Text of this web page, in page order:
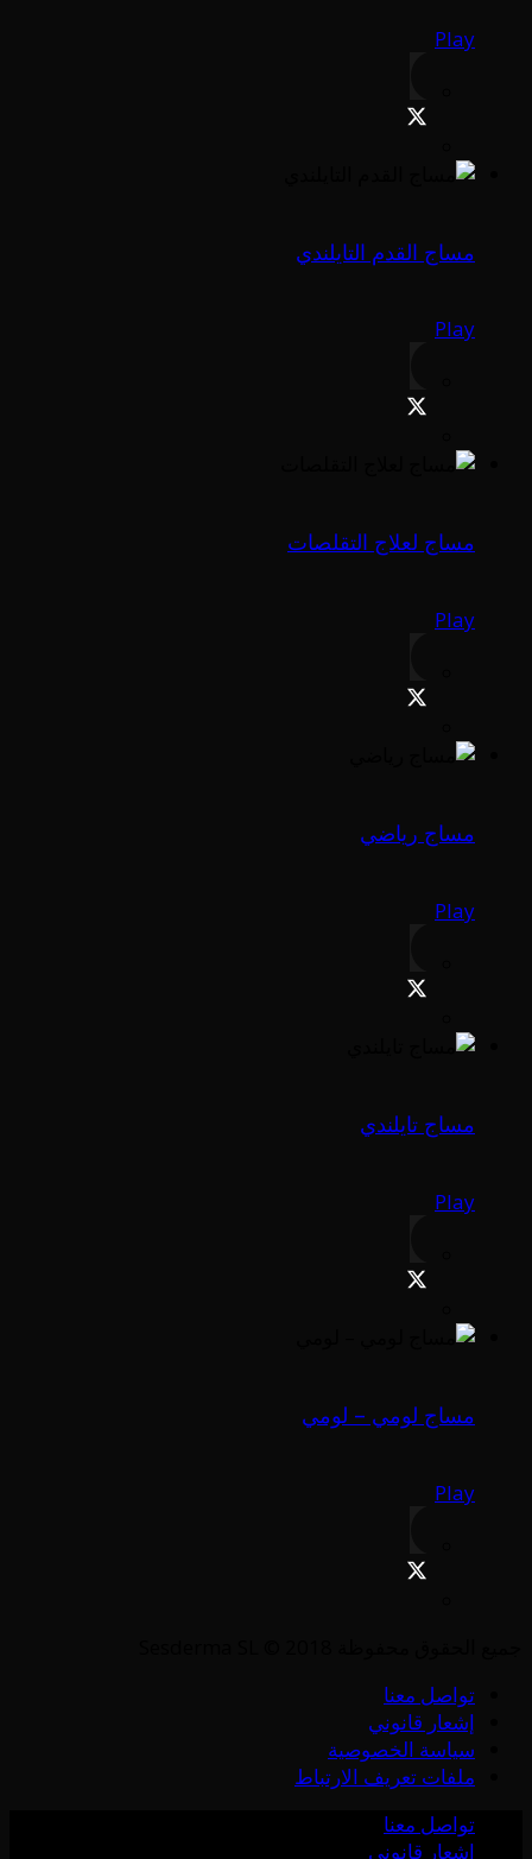
Play
مساج القدم التايلندي
Play
مساج لعلاج التقلصات
Play
مساج رياضي
Play
مساج تايلندي
Play
مساج لومي – لومي
Play
تواصل معنا
إشعار قانوني
سياسة الخصوصية
ملفات تعريف الارتباط
تواصل معنا
إشعار قانوني